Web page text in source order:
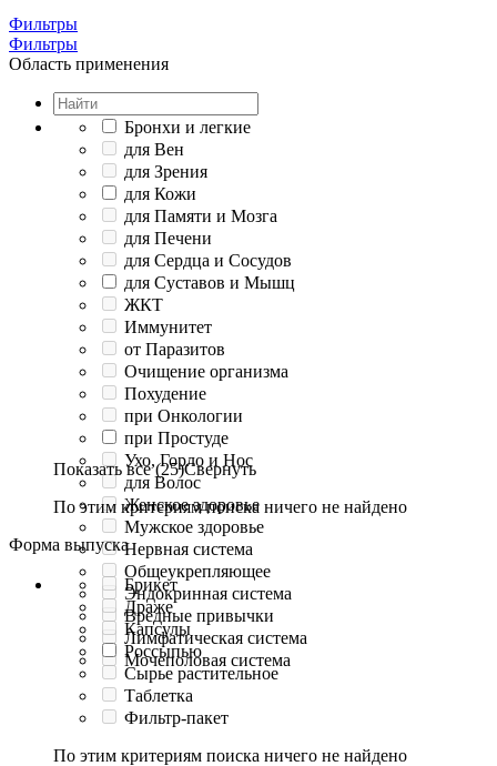
Фильтры
Фильтры
Область применения
Бронхи и легкие
для Вен
для Зрения
для Кожи
для Памяти и Мозга
для Печени
для Сердца и Сосудов
для Суставов и Мышц
ЖКТ
Иммунитет
от Паразитов
Очищение организма
Похудение
при Онкологии
при Простуде
Ухо, Горло и Нос
для Волос
Женское здоровье
Мужское здоровье
Нервная система
Общеукрепляющее
Эндокринная система
Вредные привычки
Лимфатическая система
Мочеполовая система
Показать все (25)Свернуть
По этим критериям поиска ничего не найдено
Форма выпуска
Брикет
Драже
Капсулы
Россыпью
Сырье растительное
Таблетка
Фильтр-пакет
По этим критериям поиска ничего не найдено